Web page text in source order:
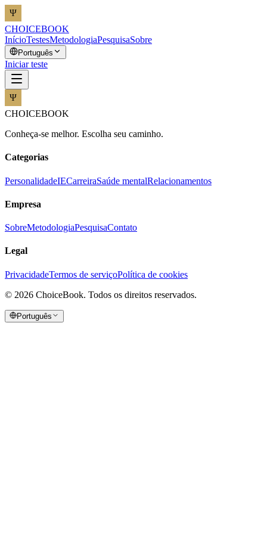
CHOICEBOOK
InícioTestesMetodologiaPesquisaSobre
Português
Iniciar teste
CHOICEBOOK
Conheça-se melhor. Escolha seu caminho.
Categorias
PersonalidadeIECarreiraSaúde mentalRelacionamentos
Empresa
SobreMetodologiaPesquisaContato
Legal
PrivacidadeTermos de serviçoPolítica de cookies
© 2026 ChoiceBook. Todos os direitos reservados.
Português